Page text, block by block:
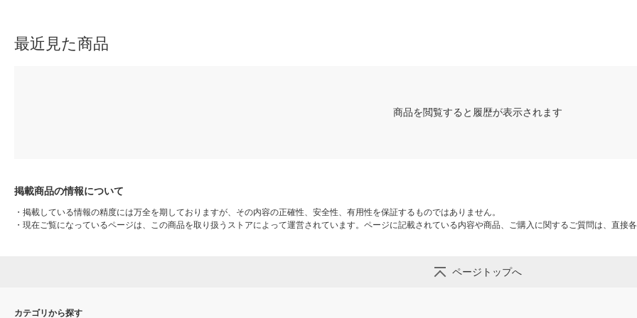
最近見た商品
商品を閲覧すると履歴が表示されます
掲載商品の情報について
・ 掲載している情報の精度には万全を期しておりますが、その内容の正確性、安全性、有用性を保証するものではありません。
・ 現在ご覧になっているページは、この商品を取り扱うストアによって運営されています。ページに記載されている内容や商品、ご購入に関するご質問は、直接
ページトップへ
カテゴリから探す